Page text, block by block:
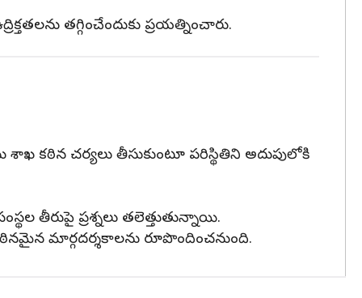
తగ్గించేందుకు ప్రయత్నించారు.
కఠిన చర్యలు తీసుకుంటూ పరిస్థితిని అదుపులోకి
తీరుపై ప్రశ్నలు తలెత్తుతున్నాయి.
మార్గదర్శకాలను రూపొందించనుంది.